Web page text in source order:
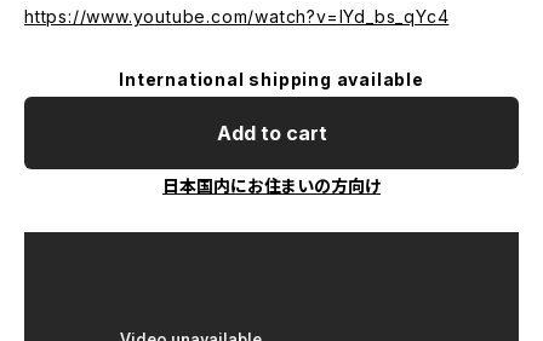
https://www.youtube.com/watch?v=IYd_bs_qYc4
International shipping available
Add to cart
日本国内にお住まいの方向け